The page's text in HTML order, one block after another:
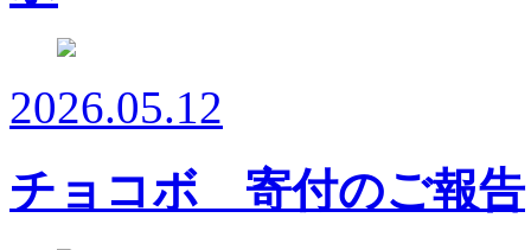
2026.05.12
チョコボ 寄付のご報告